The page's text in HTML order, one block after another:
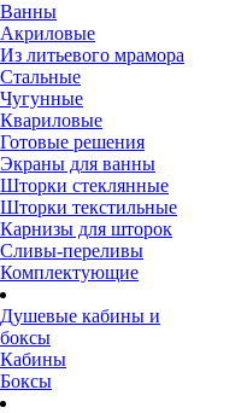
Ванны
Акриловые
Из литьевого мрамора
Стальные
Чугунные
Квариловые
Готовые решения
Экраны для ванны
Шторки стеклянные
Шторки текстильные
Карнизы для шторок
Сливы-переливы
Комплектующие
Душевые кабины и
боксы
Кабины
Боксы